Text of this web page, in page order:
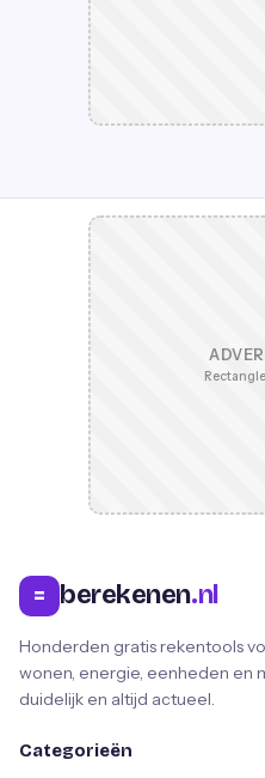
Rectangle
= berekenen.nl
Honderden gratis rekentools
wonen, energie, eenheden en
duidelijk en altijd actueel.
Categorieën